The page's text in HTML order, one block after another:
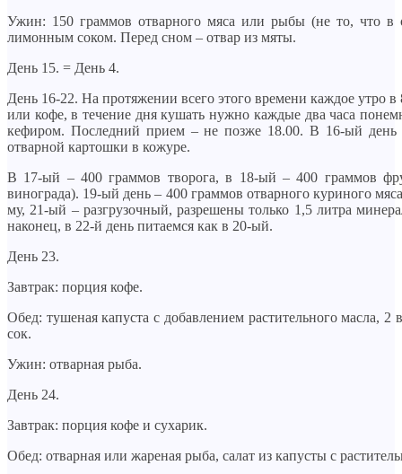
Ужин: 150 граммов отварного мяса или рыбы (не то, что в
лимонным соком. Перед сном – отвар из мяты.
День 15. = День 4.
День 16-22. На протяжении всего этого времени каждое утро в
или кофе, в течение дня кушать нужно каждые два часа
кефиром. Последний прием – не позже 18.00. В 16-ый день
отварной картошки в кожуре.
В 17-ый – 400 граммов творога, в 18-ый – 400 граммов
винограда). 19-ый день – 400 граммов отварного куриного
му, 21-ый – разгрузочный, разрешены только 1,5 литра
наконец, в 22-й день питаемся как в 20-ый.
День 23.
Завтрак: порция кофе.
Обед: тушеная капуста с добавлением растительного масла,
сок.
Ужин: отварная рыба.
День 24.
Завтрак: порция кофе и сухарик.
Обед: отварная или жареная рыба, салат из капусты с